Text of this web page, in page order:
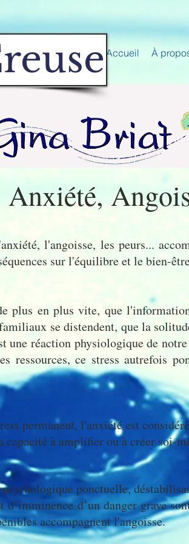
Accueil À
Anxiété,
l'angoisse, les peurs...
sur l'équilibre etle bien-
plus en plus vite, que
se distendent, que la
une réaction physiologique de
ressources, ce stress autrefois
permanent, l'anxiété est
capacité à amplifier ou à créer soi-
ponctuelle,
d’un danger grave
accompagnent l'angoisse.